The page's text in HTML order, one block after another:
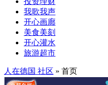
我歌我声
开心画廊
美食美刻
开心灌水
旅游超市
人在德国 社区 » 首页